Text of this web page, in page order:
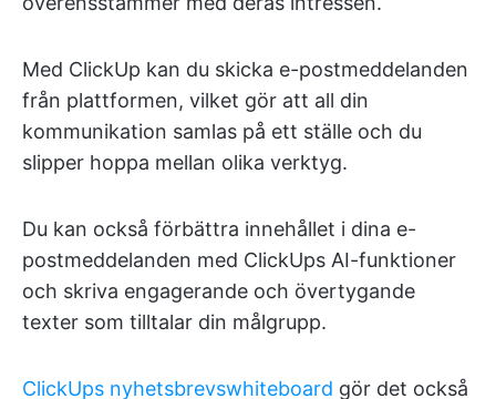
Med ClickUp kan du skicka e-postmeddelanden
från plattformen, vilket gör att all din
kommunikation samlas på ett ställe och du
slipper hoppa mellan olika verktyg.
Du kan också förbättra innehållet i dina e-
postmeddelanden med ClickUps AI-funktioner
och skriva engagerande och övertygande
texter som tilltalar din målgrupp.
ClickUps nyhetsbrevswhiteboard gör det också